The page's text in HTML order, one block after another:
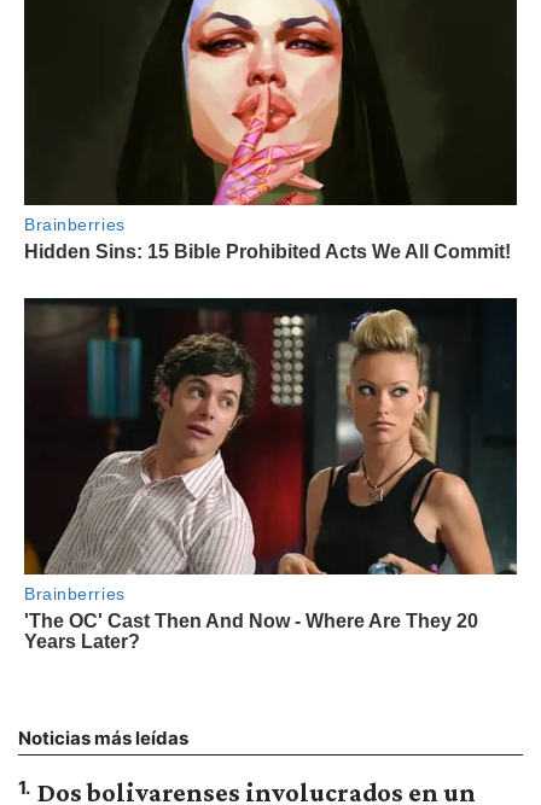
Noticias más leídas
1. Dos bolivarenses involucrados en un